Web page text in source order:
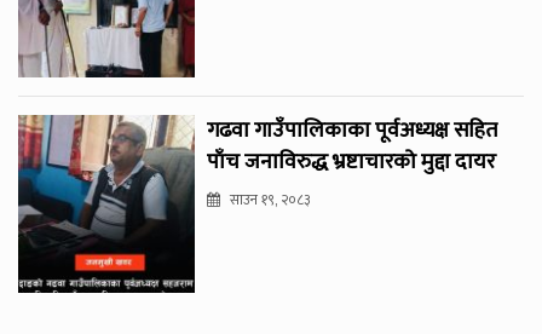
गढवा गाउँपालिकाका पूर्वअध्यक्ष सहित
पाँच जनाविरुद्ध भ्रष्टाचारको मुद्दा दायर
साउन १९, २०८३